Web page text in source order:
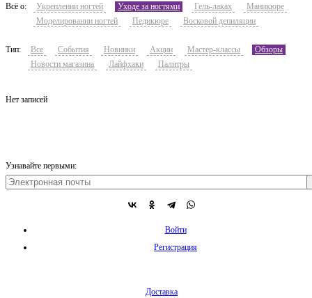
Всё о: Укреплении ногтей Уходе за ногтями Гель-лаках
Маникюре
Моделировании ногтей
Педикюре Восковой депиляции
Тип: Все События Новинки Акции Мастер-классы
Обзоры
Новости магазина
Лайфхаки Палитры
Нет записей
Узнавайте первыми:
Войти
Регистрация
Доставка